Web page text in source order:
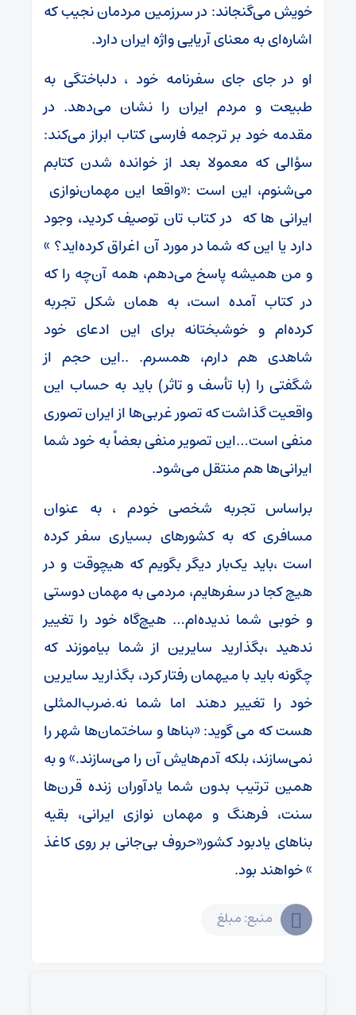
خویش می‌گنجاند: در سرزمین مردمان نجیب که
اشاره‌‌ای به معنای آریایی واژه ایران دارد.
او در جای جای سفرنامه خود ، دلباختگی به
طبیعت و مردم ایران را نشان می‌دهد. در
مقدمه خود بر ترجمه فارسی کتاب ابراز می‌کند:
سؤالی که معمولا بعد از خوانده شدن کتابم
می‌شنوم، این است :«واقعا این مهمان‌نوازی
ایرانی ‌ها که در کتاب تان توصیف کردید، وجود
دارد یا این که شما در مورد آن اغراق کرده‌اید؟ »
و من همیشه پاسخ می‌دهم، همه آن‌چه را که
در کتاب آمده است، به همان شکل تجربه
کرده‌ام و خوشبختانه برای این ادعای خود
شاهدی هم دارم، همسرم. ..این حجم از
شگفتی را (با تأسف و تاثر) باید به حساب این
واقعیت گذاشت که تصور غربی‌ها از ایران تصوری
منفی است…این تصویر منفی بعضاً به خود شما
ایرانی‌ها هم منتقل می‌شود.
براساس تجربه شخصی خودم ، به عنوان
مسافری که به کشورهای بسیاری سفر کرده
است ،باید یک‌بار دیگر بگویم که هیچوقت و در
هیچ کجا در سفرهایم، مردمی به مهمان دوستی
و خوبی شما ندیده‌ام… هیچ‌گاه خود را تغییر
ندهید ،بگذارید سایرین از شما بیاموزند که
چگونه باید با میهمان رفتار کرد، بگذارید سایرین
خود را تغییر دهند اما شما نه.ضرب‌المثلی
هست که می گوید: «بناها و ساختمان‌ها شهر را
نمی‌سازند، بلکه آدم‌هایش آن را می‌سازند.» و به
همین ترتیب بدون شما یادآوران زنده قرن‌ها
سنت، فرهنگ و مهمان نوازی ایرانی، بقیه
بناهای یادبود کشور«حروف بی‌جانی بر روی کاغذ
» خواهند بود.
منبع: مبلغ